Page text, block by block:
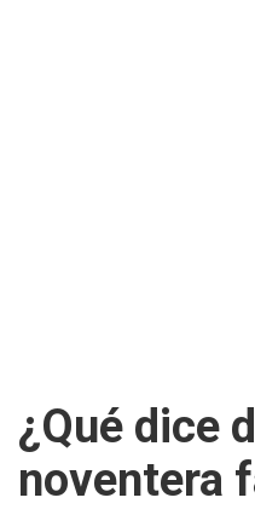
¿Qué dice
noventera